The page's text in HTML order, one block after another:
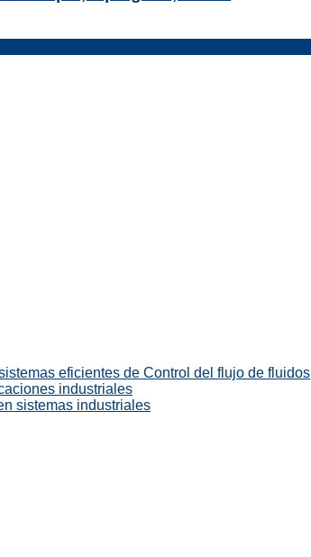
eficientes de Control del flujo de fluidos
industriales
sistemas industriales